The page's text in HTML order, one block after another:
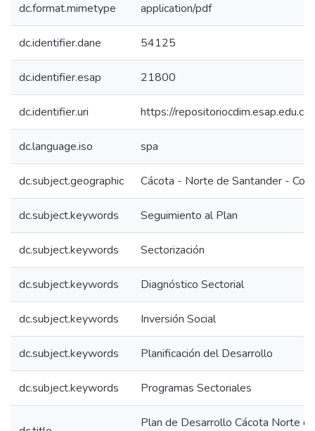
dc.format.mimetype application/pdf
dc.identifier.dane 54125
dc.identifier.esap 21800
dc.identifier.uri https://
dc.language.iso spa
dc.subject.geographic Cácota - Norte de Santander -
dc.subject.keywords Seguimiento al Plan
dc.subject.keywords Sectorización
dc.subject.keywords Diagnóstico Sectorial
dc.subject.keywords Inversión Social
dc.subject.keywords Planificación del Desarrollo
dc.subject.keywords Programas Sectoriales
Plan de Desarrollo Cácota Norte